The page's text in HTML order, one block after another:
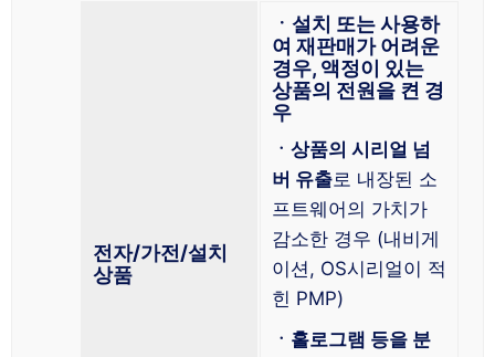
전자/가전/설치
상품
ㆍ설치 또는 사용하
여 재판매가 어려운
경우, 액정이 있는
상품의 전원을 켠 경
우
ㆍ상품의 시리얼 넘
버 유출로 내장된 소
프트웨어의 가치가
감소한 경우 (내비게
이션, OS시리얼이 적
힌 PMP)
ㆍ홀로그램 등을 분